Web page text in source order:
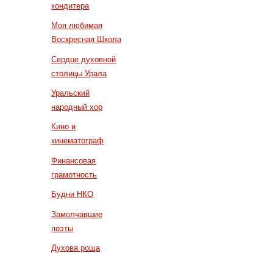
кондитера
Моя любимая
Воскресная Школа
Сердце духовной
столицы Урала
Уральский
народный хор
Кино и
кинематограф
Финансовая
грамотность
Будни НКО
Замолчавшие
поэты
Духова роща